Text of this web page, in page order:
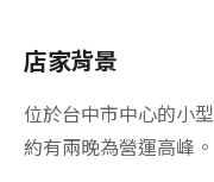
店家背景
位於台中市中心的小
約有兩晚為營運高峰。